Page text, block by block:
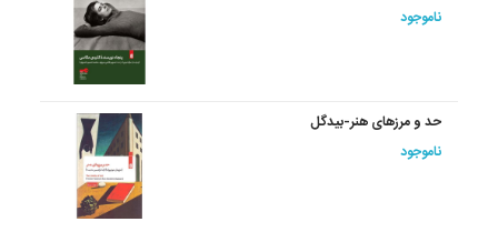
ناموجود
حد و مرزهای هنر-بیدگل
ناموجود